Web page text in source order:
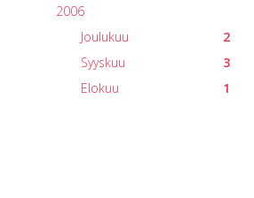
2006
2
Joulukuu
3
Syyskuu
1
Elokuu